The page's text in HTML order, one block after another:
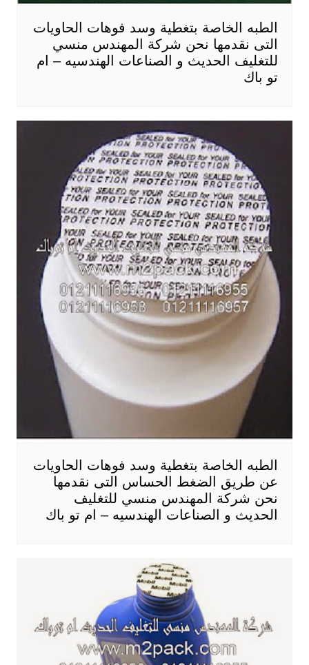
الطبه الخاصة بتغطية وسد فوهات الحاويات
التى نقدمها نحن شركة المهندس منسي
للتغليف الحديث و الصناعات الهندسيه – ام
تو باك
الطبه الخاصة بتغطية وسد فوهات الحاويات
عن طريق الضغط الحساس التى نقدمها
نحن شركة المهندس منسي للتغليف
الحديث و الصناعات الهندسيه – ام تو باك